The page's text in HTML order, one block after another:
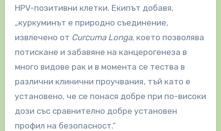
HPV-позитивни клетки. Екипът добавя,
„куркуминът е природно съединение,
извлечено от Curcuma Longa, което позволява
потискане и забавяне на канцерогенеза в
много видове рак и в момента се тества в
различни клинични проучвания, тъй като е
установено, че се понася добре при по-високи
дози със сравнително добре установен
профил на безопасност.“